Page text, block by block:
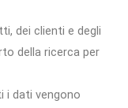
dei clienti e degli
della ricerca per
i dati vengono